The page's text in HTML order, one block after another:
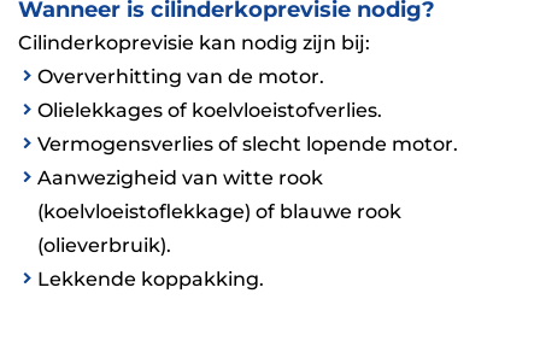
Wanneer is cilinderkoprevisie nodig?
Cilinderkoprevisie kan nodig zijn bij:
Oververhitting van de motor.
Olielekkages of koelvloeistofverlies.
Vermogensverlies of slecht lopende motor.
Aanwezigheid van witte rook
(koelvloeistoflekkage) of blauwe rook
(olieverbruik).
Lekkende koppakking.